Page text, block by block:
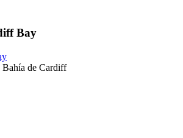
Bay
de Cardiff